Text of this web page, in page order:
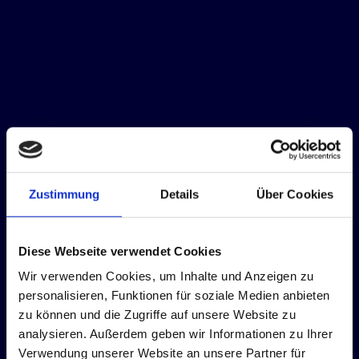
Zustimmung Details Über Cookies
Diese Webseite verwendet Cookies
Wir verwenden Cookies, um Inhalte und Anzeigen zu
personalisieren, Funktionen für soziale Medien anbieten
zu können und die Zugriffe auf unsere Website zu
analysieren. Außerdem geben wir Informationen zu Ihrer
Verwendung unserer Website an unsere Partner für